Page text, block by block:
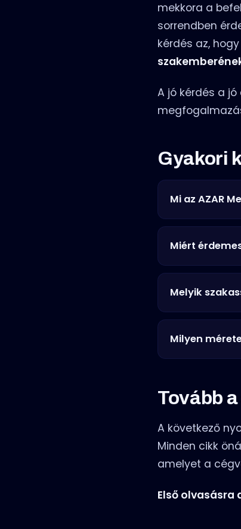
mekkora a
sorrendben
kérdés az, hogy
A jó kérdés a
Gyakori
Mi az AZAR
Miért
Melyik
Milyen
Tovább
A következő
Minden cikk
amelyet a
Első olvasásra